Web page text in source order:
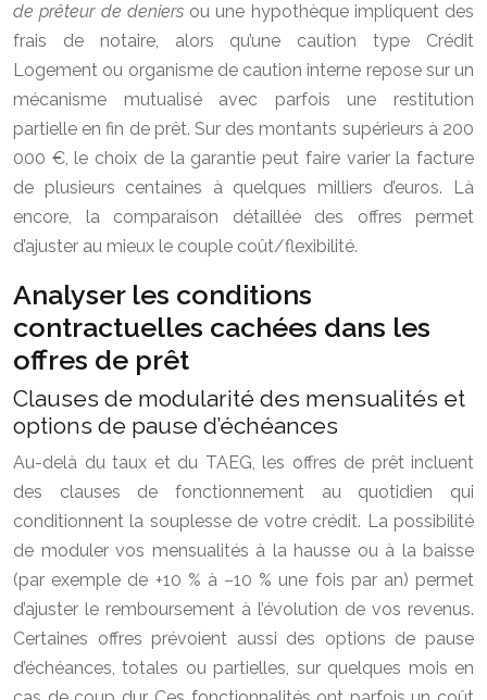
de prêteur de deniersou une hypothèque impliquent des
frais de notaire, alors qu’une caution type Crédit
Logement ou organisme de caution interne repose sur un
mécanisme mutualisé avec parfois une restitution
partielle en fin de prêt. Sur des montants supérieurs à 200
000 €, le choix de la garantie peut faire varier la facture
de plusieurs centaines à quelques milliers d’euros. Là
encore, la comparaison détaillée des offres permet
d’ajuster au mieux le couple coût/flexibilité.
Analyser les conditions
contractuelles cachées dans les
offres de prêt
Clauses de modularité des mensualités et
options de pause d’échéances
Au-delà du taux et du TAEG, les offres de prêt incluent
des clauses de fonctionnement au quotidien qui
conditionnent la souplesse de votre crédit. La possibilité
de moduler vos mensualités à la hausse ou à la baisse
(par exemple de +10 % à –10 % une fois par an) permet
d’ajuster le remboursement à l’évolution de vos revenus.
Certaines offres prévoient aussi des options de pause
d’échéances, totales ou partielles, sur quelques mois en